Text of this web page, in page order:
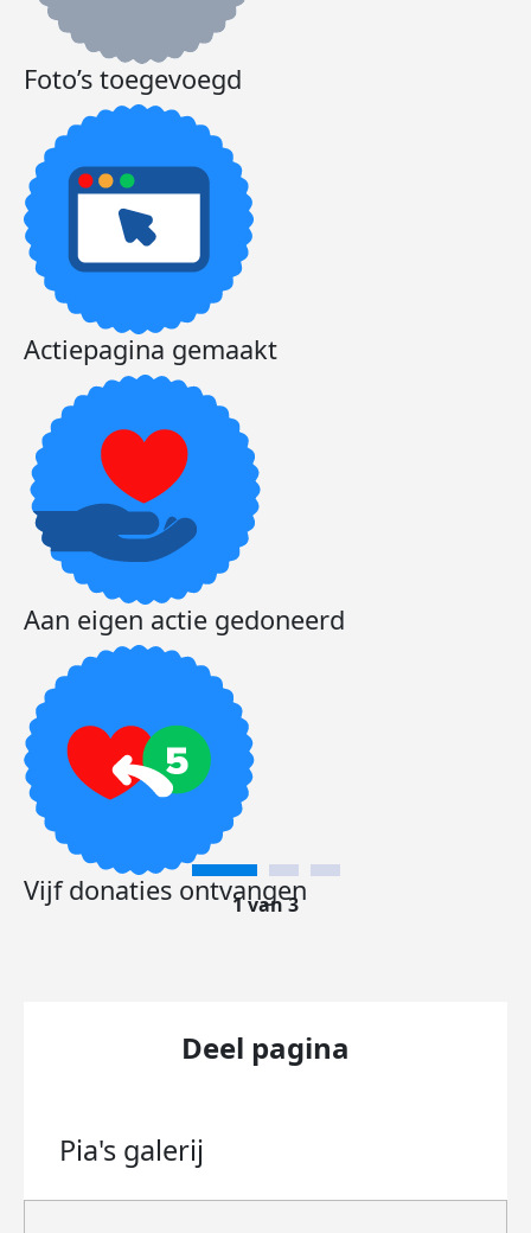
Foto’s toegevoegd
Actiepagina gemaakt
Aan eigen actie gedoneerd
Vijf donaties ontvangen
1 van 3
Deel pagina
Pia's galerij